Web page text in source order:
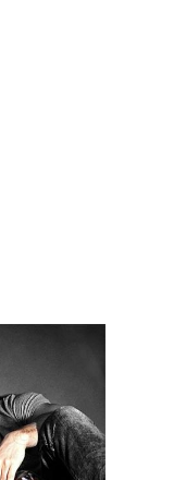
Алкоголизм на
организм